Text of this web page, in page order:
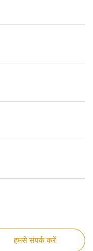
हमसे संपर्क करें